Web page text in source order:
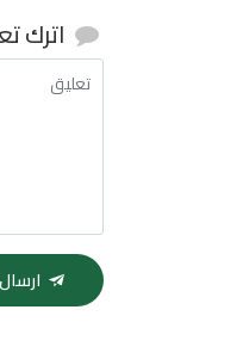
اترك
ارسال